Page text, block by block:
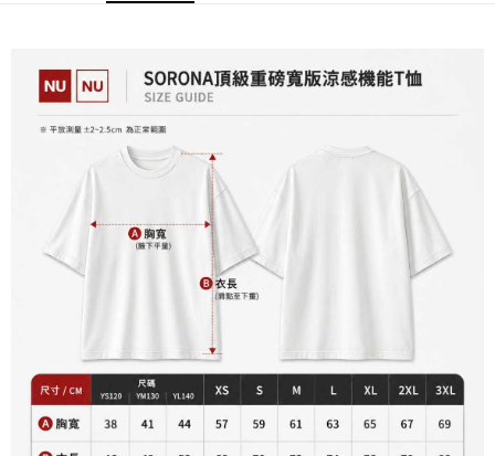
【繳款方式說明】
1.分期款項不併入電信帳單，「大哥付你分期」於每月結算日後寄送繳費提
2.透過簡訊連結打開帳單後，可選擇「超商條碼／台灣大直營門市／銀行轉
帳／街口支付／iPASS MONEY」等通路繳費。
【注意事項】
1.本服務係由「台灣大哥大股份有限公司」（以下簡稱本公司）所提供，讓
用戶於交易時，得透過本服務購買商品或服務，並由商店將買賣／分期付款
買賣價金債權讓與本公司後，依約使用本公司帳單繳交帳款。
2.基於同意付款使用「大哥付你分期」之契約關係目的，商店將以您的個人
資料（包含姓名、電話或地址）提供予台灣大哥大進項蒐集、處理及利用，
由本公司與您本人進行分期帳單所需資料之確認、核對及更正。
3.完整用戶服務條款，請詳閱以下連結：
【「AFTEE先享後付」結帳流程】
１．於結帳方式選擇「AFTEE先享後付」後，將跳轉至「AFTEE先享後付」
結帳頁面，進行簡訊認證並確認金額後，即可完成結帳。
２．訂單成立數日內，您將收到繳費通知簡訊。
３．收到繳費通知簡訊後14天內，點擊此簡訊中的連結，可透過四大超商／
ATM／網路銀行／等多元方式進行付款，方視為交易完成。
※ 請注意：結帳手續完成當下不需立刻繳費，但若您需要取消訂單，請聯絡
購買商品的店家。未經商家同意取消之訂單仍視為有效，需透過AFTEE先享
後付繳納相關費用。
※ 交易是否成功請以「AFTEE先享後付 」之結帳頁面顯示為準，若有關於
是否繳費成功／繳費後需取消欲退款等相關疑問，請聯繫「AFTEE先享後付
https://netprotections.freshdesk.com/support/home
【注意事項】
１．透過由恩沛科技股份有限公司提供之「AFTEE先享後付」服務完成之交
易，需依本服務之必要範圍內提供個人資料，並將交易相關給付款項請求債
權轉讓予恩沛科技股份有限公司。
全家付款取貨
每筆NT$65，滿NT$899(含以上)免運費
每筆NT$60，滿NT$899(含以上)免運費
7-11付款取貨
每筆NT$65，滿NT$899(含以上)免運費
每筆NT$60，滿NT$899(含以上)免運費
每筆NT$65，滿NT$899(含以上)免運費